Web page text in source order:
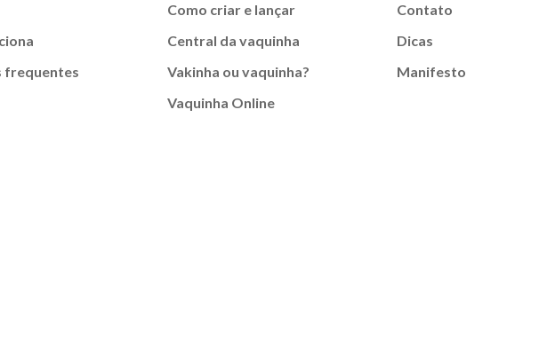
frequentes
Como criar e lançar
Central da vaquinha
Vakinha ou vaquinha?
Vaquinha Online
Contato
Dicas
Manifesto